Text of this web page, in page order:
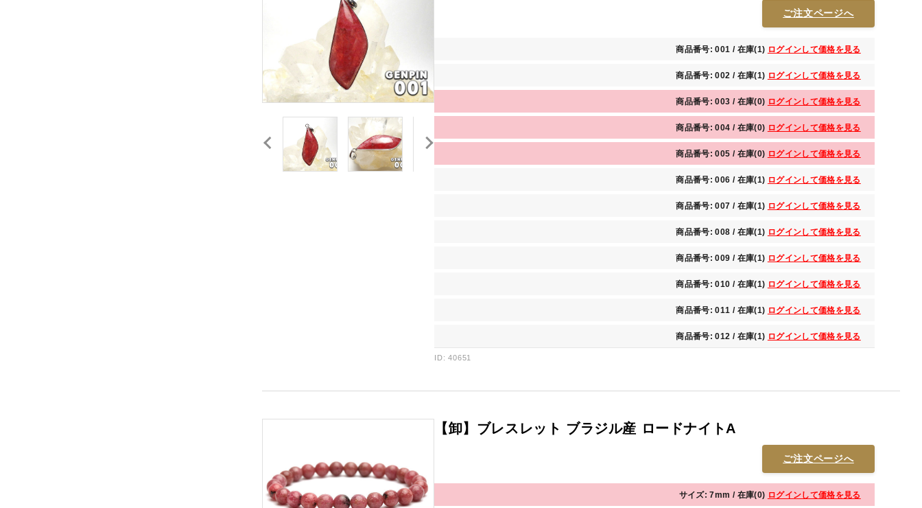
ご注文ページへ
商品番号: 001 / 在庫(1) ログインして価格を見る
商品番号: 002 / 在庫(1) ログインして価格を見る
商品番号: 003 / 在庫(0) ログインして価格を見る
商品番号: 004 / 在庫(0) ログインして価格を見る
商品番号: 005 / 在庫(0) ログインして価格を見る
商品番号: 006 / 在庫(1) ログインして価格を見る
商品番号: 007 / 在庫(1) ログインして価格を見る
商品番号: 008 / 在庫(1) ログインして価格を見る
商品番号: 009 / 在庫(1) ログインして価格を見る
商品番号: 010 / 在庫(1) ログインして価格を見る
商品番号: 011 / 在庫(1) ログインして価格を見る
商品番号: 012 / 在庫(1) ログインして価格を見る
ID: 40651
【卸】ブレスレット ブラジル産 ロードナイトA
ご注文ページへ
サイズ: 7mm / 在庫(0) ログインして価格を見る